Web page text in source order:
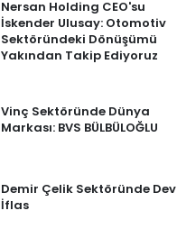
Nersan Holding CEO'su
İskender Ulusay: Otomotiv
Sektöründeki Dönüşümü
Yakından Takip Ediyoruz
Vinç Sektöründe Dünya
Markası: BVS BÜLBÜLOĞLU
Demir Çelik Sektöründe Dev
İflas